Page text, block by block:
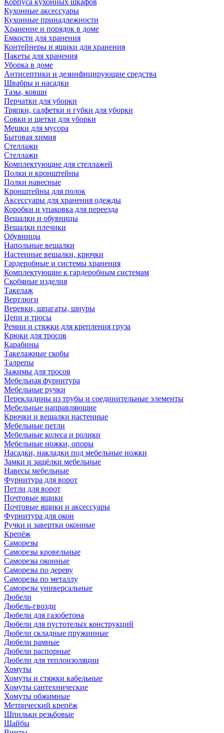
Корпуса кухонных шкафов
Кухонные аксессуары
Кухонные принадлежности
Хранение и порядок в доме
Емкости для хранения
Контейнеры и ящики для хранения
Пакеты для хранения
Уборка в доме
Антисептики и дезинфицирующие средства
Швабры и насадки
Тазы, ковши
Перчатки для уборки
Тряпки, салфетки и губки для уборки
Совки и щетки для уборки
Мешки для мусора
Бытовая химия
Стеллажи
Стеллажи
Комплектующие для стеллажей
Полки и кронштейны
Полки навесные
Кронштейны для полок
Аксессуары для хранения одежды
Коробки и упаковка для переезда
Вешалки и обувницы
Вешалки плечики
Обувницы
Напольные вешалки
Настенные вешалки, крючки
Гардеробные и системы хранения
Комплектующие к гардеробным системам
Скобяные изделия
Такелаж
Вертлюги
Веревки, шпагаты, шнуры
Цепи и тросы
Ремни и стяжки для крепления груза
Крюки для тросов
Карабины
Такелажные скобы
Талрепы
Зажимы для тросов
Мебельная фурнитура
Мебельные ручки
Перекладины из трубы и соединительные элементы
Мебельные направляющие
Крючки и вешалки настенные
Мебельные петли
Мебельные колеса и ролики
Мебельные ножки, опоры
Насадки, накладки под мебельные ножки
Замки и защёлки мебельные
Навесы мебельные
Фурнитура для ворот
Петли для ворот
Почтовые ящики
Почтовые ящики и аксессуары
Фурнитура для окон
Ручки и завертки оконные
Крепёж
Саморезы
Саморезы кровельные
Саморезы оконные
Саморезы по дереву
Саморезы по металлу
Саморезы универсальные
Дюбели
Дюбель-гвозди
Дюбели для газобетона
Дюбели для пустотелых конструкций
Дюбели складные пружинные
Дюбели рамные
Дюбели распорные
Дюбели для теплоизоляции
Хомуты
Хомуты и стяжки кабельные
Хомуты сантехнические
Хомуты обжимные
Метрический крепёж
Шпильки резьбовые
Шайбы